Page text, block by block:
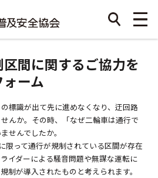
間に関するご協力を
ーム
標識が出て先に進めなくなり、迂回路
んか。その時、「なぜ二輪車は通行で
せんでしたか。
限って通行が規制されている区間が存在
イダーによる騒音問題や無謀な運転に
制が導入されたものと考えられます。